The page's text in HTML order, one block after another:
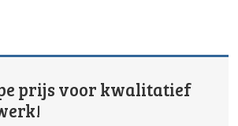
prijs voor kwalitatief